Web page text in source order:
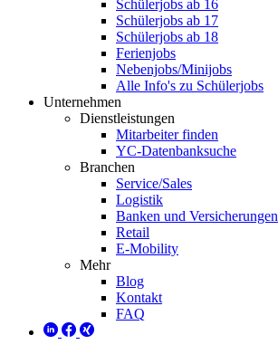
Schülerjobs ab 16
Schülerjobs ab 17
Schülerjobs ab 18
Ferienjobs
Nebenjobs/Minijobs
Alle Info's zu Schülerjobs
Unternehmen
Dienstleistungen
Mitarbeiter finden
YC-Datenbanksuche
Branchen
Service/Sales
Logistik
Banken und Versicherungen
Retail
E-Mobility
Mehr
Blog
Kontakt
FAQ